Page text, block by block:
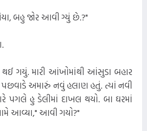
બહુ જોર આવી ગ્યું છે.?"
ગયું. મારી આંખોમાંથી આંસુડા બહાર
અમારું નવું હલાણ હતું. ત્યાં નવી
પગલે હુ ડેલીમાં દાખલ થયો. બા ઘરમાં
આવ્યા," આવી ગયો?"